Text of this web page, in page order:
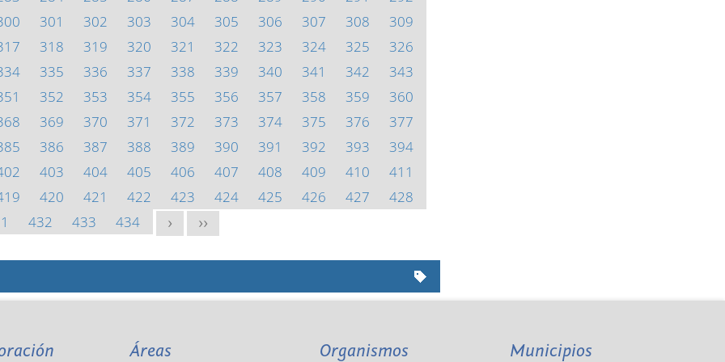
301 302 303 304 305 306 307 308
309
318 319 320 321 322 323 324 325
326
335 336 337 338 339 340 341 342
343
352 353 354 355 356 357 358 359
360
369 370 371 372 373 374 375 376
377
386 387 388 389 390 391 392 393
394
403 404 405 406 407 408 409 410
411
420 421 422 423 424 425 426 427
428
432 433 434 > >>
Áreas Organismos Municipios